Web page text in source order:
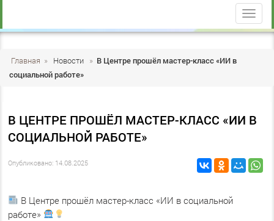
trk
Главная » Новости » В Центре прошёл мастер-класс «ИИ в
социальной работе»
В ЦЕНТРЕ ПРОШЁЛ МАСТЕР-КЛАСС «ИИ В
СОЦИАЛЬНОЙ РАБОТЕ»
Опубликовано: 14.08.2025
В Центре прошёл мастер-класс «ИИ в социальной
работе»